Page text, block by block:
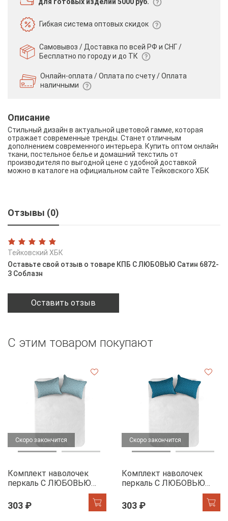
Гибкая системаоптовых скидок
Самовывоз / Доставка по всей РФ и СНГ /
Бесплатно по городу и до ТК
Онлайн-оплата / Оплата по счету /Оплата
наличными
Описание
Стильный дизайн в актуальной цветовой гамме, которая
отражает современные тренды. Станет отличным
дополнением современного интерьера. Купить оптом онлайн
ткани, постельное белье и домашний текстиль от
производителя по выгодной цене с удобной доставкой
можно в каталоге на официальном сайте Тейковского ХБК
Отзывы (0)
Тейковский ХБК
Оставьте свой отзыв о товаре КПБ С ЛЮБОВЬЮ Сатин 6872-
3 Соблазн
Оставить отзыв
С этим товаром покупают
Скоро закончится
Комплект наволочек
перкаль С ЛЮБОВЬЮ
303 ₽
Скоро закончится
Комплект наволочек
перкаль С ЛЮБОВЬЮ
303 ₽